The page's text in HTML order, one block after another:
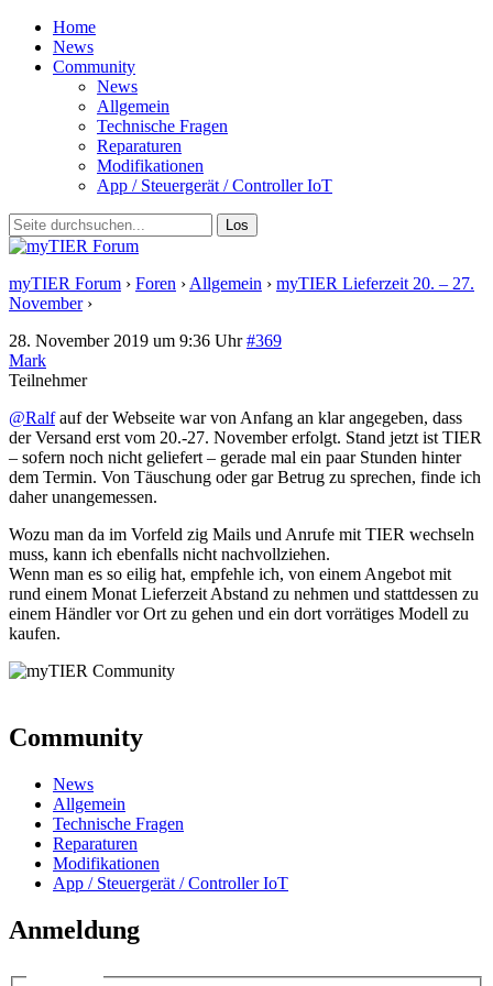
Home
News
Community
News
Allgemein
Technische Fragen
Reparaturen
Modifikationen
App / Steuergerät / Controller IoT
myTIER Forum › Foren › Allgemein › myTIER Lieferzeit 20. – 27.
November ›
28. November 2019 um 9:36 Uhr #369
Mark
Teilnehmer
@Ralfauf der Webseite war von Anfang an klar angegeben, dass
der Versand erst vom 20.-27. November erfolgt. Stand jetzt ist TIER
– sofern noch nicht geliefert – gerade mal ein paar Stunden hinter
dem Termin. Von Täuschung oder gar Betrug zu sprechen, finde ich
daher unangemessen.
Wozu man da im Vorfeld zig Mails und Anrufe mit TIER wechseln
muss, kann ich ebenfalls nicht nachvollziehen.
Wenn man es so eilig hat, empfehle ich, von einem Angebot mit
rund einem Monat Lieferzeit Abstand zu nehmen und stattdessen zu
einem Händler vor Ort zu gehen und ein dort vorrätiges Modell zu
kaufen.
Community
News
Allgemein
Technische Fragen
Reparaturen
Modifikationen
App / Steuergerät / Controller IoT
Anmeldung